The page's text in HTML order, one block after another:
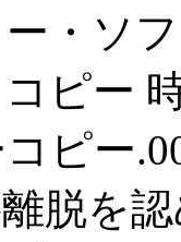
・ソ
コピー
ピー
脱を